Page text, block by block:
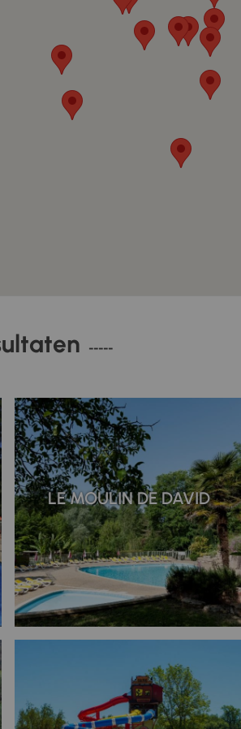
LE MOULIN DE DAVID